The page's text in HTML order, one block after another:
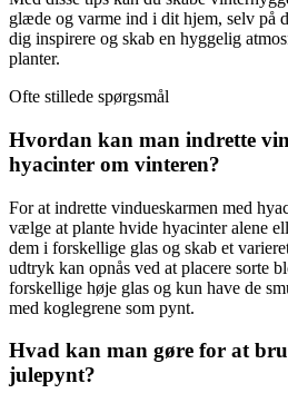
glæde og varme ind i dit hjem, selv på
dig inspirere og skab en hyggelig
planter.
Ofte stillede spørgsmål
Hvordan kan man indrette
hyacinter om vinteren?
For at indrette vindueskarmen med
vælge at plante hvide hyacinter alene
dem i forskellige glas og skab et
udtryk kan opnås ved at placere sorte
forskellige høje glas og kun have de
med koglegrene som pynt.
Hvad kan man gøre for at
julepynt?